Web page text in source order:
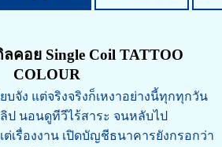
ลคอย Single Coil TATTOO
COLOUR
บจัง แต่จริงจริงก็เหงาอย่างนี้ทุกทุกวัน
ป นอนดูทีวีไร้สาระ จนหลับไป
เรื่องงาน เปิดบัญชีธนาคารยังกรอกว่า